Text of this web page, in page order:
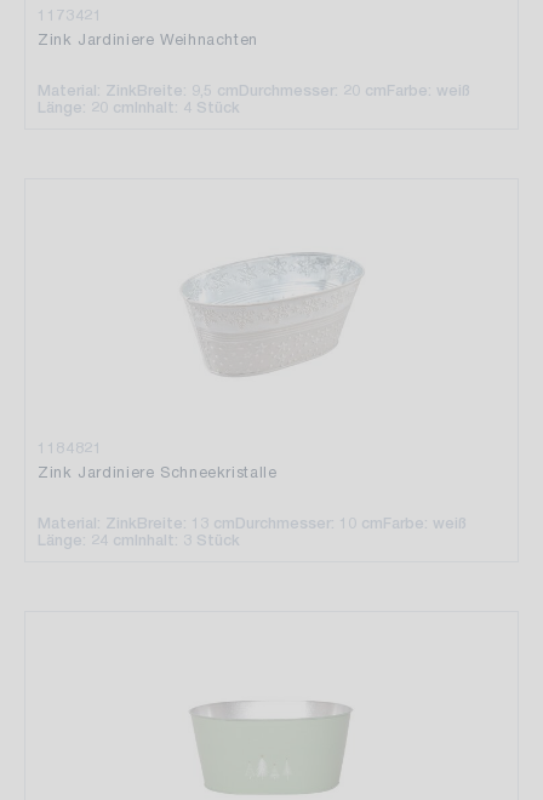
1173421
Zink Jardiniere Weihnachten
Material: ZinkBreite: 9,5 cmDurchmesser: 20 cmFarbe: weiß
Länge: 20 cmInhalt: 4 Stück
1184821
Zink Jardiniere Schneekristalle
Material: ZinkBreite: 13 cmDurchmesser: 10 cmFarbe: weiß
Länge: 24 cmInhalt: 3 Stück